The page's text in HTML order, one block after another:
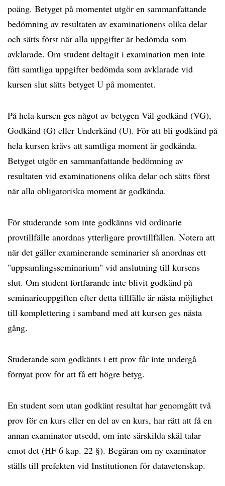
poäng. Betyget på momentet utgör en sammanfattande
bedömning av resultaten av examinationens olika delar
och sätts först när alla uppgifter är bedömda som
avklarade. Om student deltagit i examination men inte
fått samtliga uppgifter bedömda som avklarade vid
kursen slut sätts betyget U på momentet.
På hela kursen ges något av betygen Väl godkänd (VG),
Godkänd (G) eller Underkänd (U). För att bli godkänd på
hela kursen krävs att samtliga moment är godkända.
Betyget utgör en sammanfattande bedömning av
resultaten vid examinationens olika delar och sätts först
när alla obligatoriska moment är godkända.
För studerande som inte godkänns vid ordinarie
provtillfälle anordnas ytterligare provtillfällen. Notera att
när det gäller examinerande seminarier så anordnas ett
"uppsamlingsseminarium" vid anslutning till kursens
slut. Om student fortfarande inte blivit godkänd på
seminarieuppgiften efter detta tillfälle är nästa möjlighet
till komplettering i samband med att kursen ges nästa
gång.
Studerande som godkänts i ett prov får inte undergå
förnyat prov för att få ett högre betyg.
En student som utan godkänt resultat har genomgått två
prov för en kurs eller en del av en kurs, har rätt att få en
annan examinator utsedd, om inte särskilda skäl talar
emot det (HF 6 kap. 22 §). Begäran om ny examinator
ställs till prefekten vid Institutionen för datavetenskap.